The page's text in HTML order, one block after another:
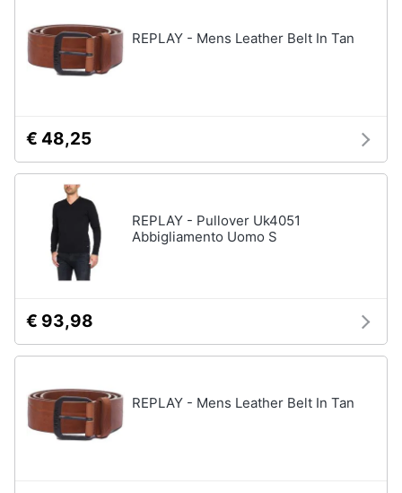
Gioielli
Anelli
Collane
REPLAY - Mens Leather Belt In Tan
€ 48,25
REPLAY - Pullover Uk4051
Abbigliamento Uomo S
€ 93,98
REPLAY - Mens Leather Belt In Tan